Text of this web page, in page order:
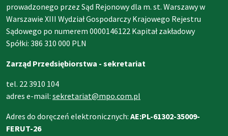
prowadzonego przez Sąd Rejonowy dla m. st. Warszawy w
Warszawie XIII Wydział Gospodarczy Krajowego Rejestru
Sądowego po numerem 0000146122 Kapitał zakładowy
Spółki: 386 310 000 PLN
Zarząd Przedsiębiorstwa - sekretariat
tel. 22 3910 104
adres e-mail: sekretariat@mpo.com.pl
Adres do doręczeń elektronicznych: AE:PL-61302-35009-
FERUT-26